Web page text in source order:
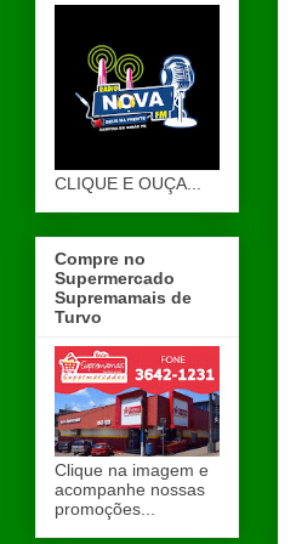
CLIQUE E OUÇA...
Compre no
Supermercado
Supremamais de
Turvo
Clique na imagem e
acompanhe nossas
promoções...